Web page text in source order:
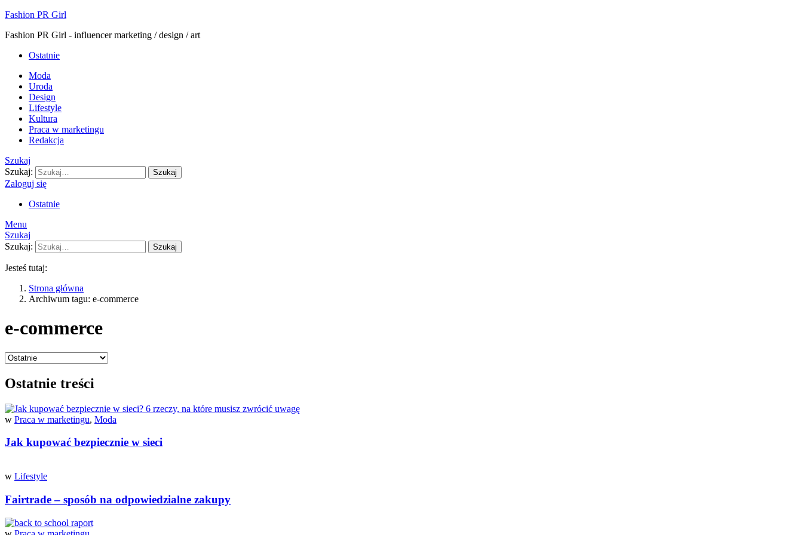
Fashion PR Girl
Fashion PR Girl - influencer marketing / design / art
Ostatnie
Moda
Uroda
Design
Lifestyle
Kultura
Praca w marketingu
Redakcja
Szukaj
Szukaj:
Szukaj
Zaloguj się
Ostatnie
Menu
Szukaj
Szukaj:
Szukaj
Jesteś tutaj:
Strona główna
Archiwum tagu: e-commerce
e-commerce
Ostatnie treści
w Praca w marketingu, Moda
Jak kupować bezpiecznie w sieci
w Lifestyle
Fairtrade – sposób na odpowiedzialne zakupy